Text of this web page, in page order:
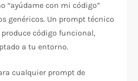
“ayúdame con mi código”
genéricos. Un prompt técnico
código funcional,
a tu entorno.
cualquier prompt de